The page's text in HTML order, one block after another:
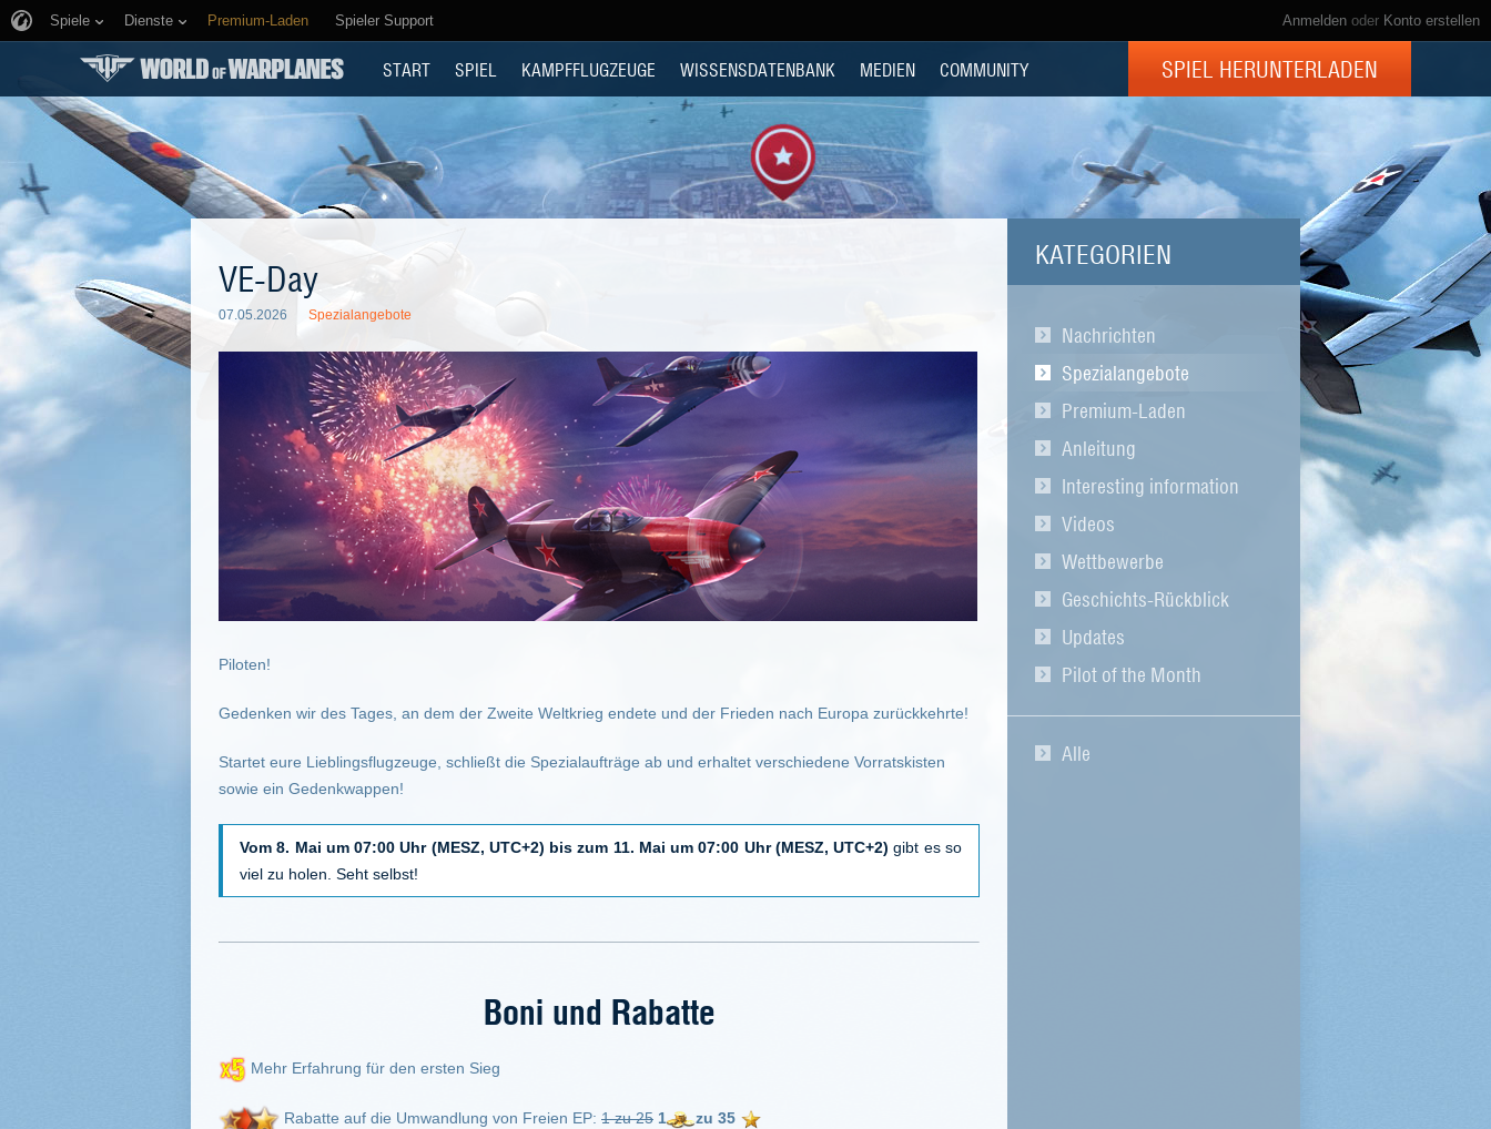
Anmelden oder Konto erstellen
Spiele Dienste Premium-Laden Spieler Support
START SPIEL KAMPFFLUGZEUGE WISSENSDATENBANK MEDIEN COMMUNITY SPIEL HERUNTERLADEN
KATEGORIEN
Nachrichten
Spezialangebote
Premium-Laden
Anleitung
Interesting information
Videos
Wettbewerbe
Geschichts-Rückblick
Updates
Pilot of the Month
Alle
VE-Day
07.05.2026 Spezialangebote
Piloten!
Gedenken wir des Tages, an dem der Zweite Weltkrieg endete und der Frieden nach Europa zurückkehrte!
Startet eure Lieblingsflugzeuge, schließt die Spezialaufträge ab und erhaltet verschiedene Vorratskisten
sowie ein Gedenkwappen!
Vom 8. Mai um 07:00 Uhr (MESZ, UTC+2) bis zum 11. Mai um 07:00 Uhr (MESZ, UTC+2) gibt es so
viel zu holen. Seht selbst!
Boni und Rabatte
Mehr Erfahrung für den ersten Sieg
Rabatte auf die Umwandlung von Freien EP: 1 zu 25 1 zu 35